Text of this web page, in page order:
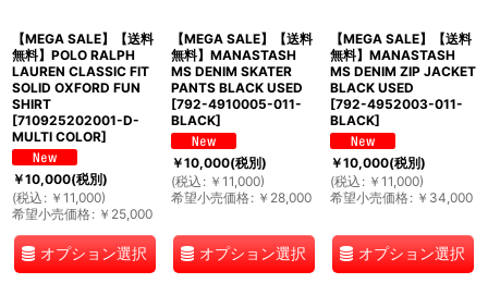
【MEGA SALE】【送料
無料】POLO RALPH
LAUREN CLASSIC FIT
SOLID OXFORD FUN
SHIRT
[710925202001-D-
MULTI COLOR]
￥10,000(税別)
(税込 : ￥ 11,000)
希望小売価格: ￥ 25,000
オプション選択
【MEGA SALE】【送料
無料】MANASTASH
MS DENIM SKATER
PANTS BLACK USED
[792-4910005-011-
BLACK]
￥10,000(税別)
(税込 : ￥ 11,000)
希望小売価格: ￥ 28,000
オプション選択
【MEGA SALE】【送料
無料】MANASTASH
MS DENIM ZIP JACKET
BLACK USED
[792-4952003-011-
BLACK]
￥10,000(税別)
(税込 : ￥ 11,000)
希望小売価格: ￥ 34,000
オプション選択